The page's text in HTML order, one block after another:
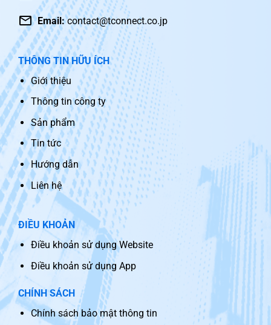
Email: contact@tconnect.co.jp
THÔNG TIN HỮU ÍCH
Giới thiệu
Thông tin công ty
Sản phẩm
Tin tức
Hướng dẫn
Liên hệ
ĐIỀU KHOẢN
Điều khoản sử dụng Website
Điều khoản sử dụng App
CHÍNH SÁCH
Chính sách bảo mật thông tin